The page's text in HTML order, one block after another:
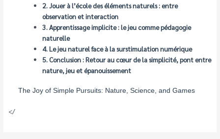
2. Jouer à l’école des éléments naturels : entre
observation et interaction
3. Apprentissage implicite : le jeu comme pédagogie
naturelle
4. Le jeu naturel face à la surstimulation numérique
5. Conclusion : Retour au cœur de la simplicité, pont entre
nature, jeu et épanouissement
The Joy of Simple Pursuits: Nature, Science, and Games
</